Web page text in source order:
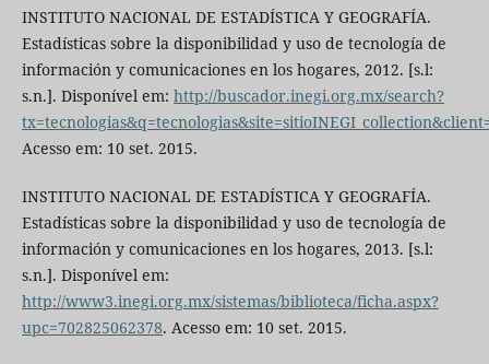
INSTITUTO NACIONAL DE ESTADÍSTICA Y GEOGRAFÍA.
Estadísticas sobre la disponibilidad y uso de tecnología de
información y comunicaciones en los hogares, 2012. [s.l:
s.n.]. Disponível em: http://buscador.inegi.org.mx/search?
Acesso em: 10 set. 2015.
INSTITUTO NACIONAL DE ESTADÍSTICA Y GEOGRAFÍA.
Estadísticas sobre la disponibilidad y uso de tecnología de
información y comunicaciones en los hogares, 2013. [s.l:
s.n.]. Disponível em:
http://www3.inegi.org.mx/sistemas/biblioteca/ficha.aspx?
upc=702825062378. Acesso em: 10 set. 2015.